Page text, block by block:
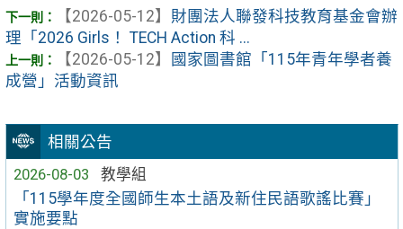
相關公告
2026-08-03
教學組
「115學年度全國師生本土語及新住民語歌謠比賽」
實施要點
【2026-05-12】 財團法人聯發科技教育基金會辦
理「2026 Girls！ TECH Action 科 ...
【2026-05-12】
國家圖書館「115年青年學者養
成營」活動資訊